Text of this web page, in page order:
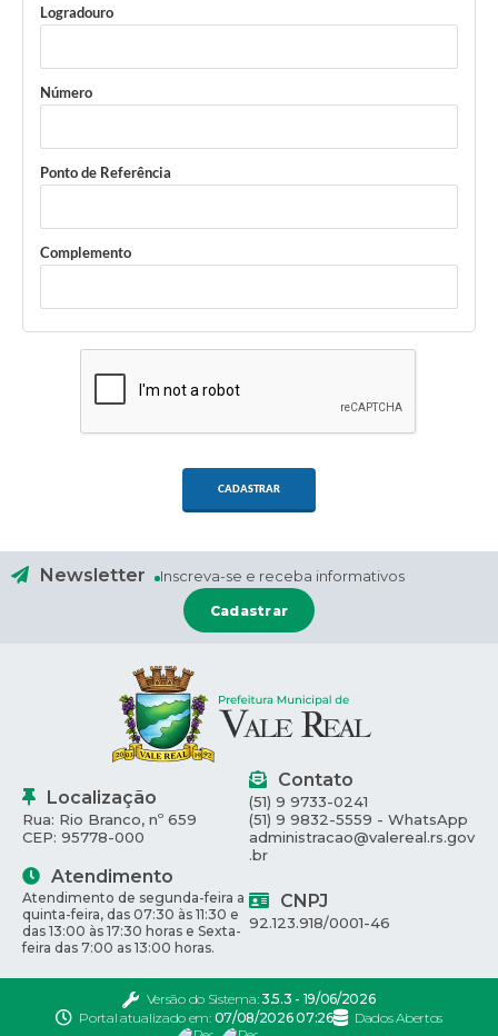
Logradouro
Número
Ponto de Referência
Complemento
CADASTRAR
Newsletter Inscreva-se e receba informativos
Cadastrar
Localização
Rua: Rio Branco, nº 659
CEP: 95778-000
Contato
(51) 9 9733-0241
(51) 9 9832-5559 - WhatsApp
administracao@valereal.rs.gov
.br
Atendimento
Atendimento de segunda-feira a
quinta-feira, das 07:30 às 11:30 e
das 13:00 às 17:30 horas e Sexta-
feira das 7:00 as 13:00 horas.
CNPJ
92.123.918/0001-46
Versão do Sistema:3.5.3 - 19/06/2026
Portal atualizado em: 07/08/2026 07:26 Dados Abertos